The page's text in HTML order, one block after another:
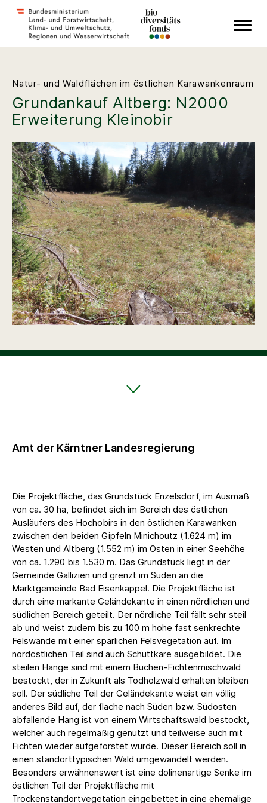
Zum Inhalt
Zum Hauptmenü
Zum Footer
Natur- und Waldflächen im östlichen Karawankenraum
Grundankauf Altberg: N2000
Erweiterung Kleinobir
Amt der Kärntner Landesregierung
Die Projektfläche, das Grundstück Enzelsdorf, im Ausmaß
von ca. 30 ha, befindet sich im Bereich des östlichen
Ausläufers des Hochobirs in den östlichen Karawanken
zwischen den beiden Gipfeln Minichoutz (1.624 m) im
Westen und Altberg (1.552 m) im Osten in einer Seehöhe
von ca. 1.290 bis 1.530 m. Das Grundstück liegt in der
Gemeinde Gallizien und grenzt im Süden an die
Marktgemeinde Bad Eisenkappel. Die Projektfläche ist
durch eine markante Geländekante in einen nördlichen und
südlichen Bereich geteilt. Der nördliche Teil fällt sehr steil
ab und weist zudem bis zu 100 m hohe fast senkrechte
Felswände mit einer spärlichen Felsvegetation auf. Im
nordöstlichen Teil sind auch Schuttkare ausgebildet. Die
steilen Hänge sind mit einem Buchen-Fichtenmischwald
bestockt, der in Zukunft als Todholzwald erhalten bleiben
soll. Der südliche Teil der Geländekante weist ein völlig
anderes Bild auf, der flache nach Süden bzw. Südosten
abfallende Hang ist von einem Wirtschaftswald bestockt,
welcher auch regelmäßig genutzt und teilweise auch mit
Fichten wieder aufgeforstet wurde. Dieser Bereich soll in
einen standorttypischen Wald umgewandelt werden.
Besonders erwähnenswert ist eine dolinenartige Senke im
östlichen Teil der Projektfläche mit
Trockenstandortvegetation eingebettet in eine ehemalige